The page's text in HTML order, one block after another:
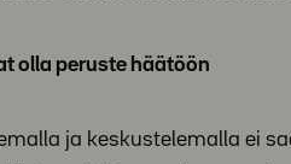
olla peruste häätöön
ja keskustelemalla ei